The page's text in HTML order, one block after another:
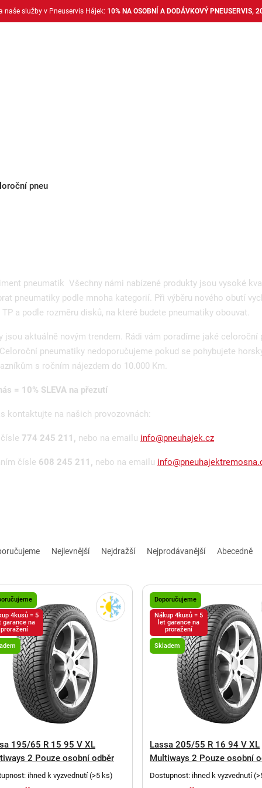
naše služby v Pneuservis Hájek: 10% NA OSOBNÍ A DODÁVKOVÝ PNEUSERVIS,
pneu
pneumatik Všechny námi nabízené produkty jsou vysoké
pneumatiky podle mnoha kategorií. Při výběru nového obutí
a podle rozměru disků, na které budete pneumatiky obouvat.
jsou aktuálně novým trendem. Rádi vám poradíme jaké celoroční
pneumatiky nedoporučujeme pokud se pohybujete
s ročním nájezdem do 10.000 Km.
= 10% SLEVA na přezutí
kontaktujte na našich provozovnách:
774 245 211, nebo na emailu info@pneuhajek.cz
čísle 608 245 211, nebo na emailu
Nejlevnější Nejdražší Nejprodávanější Abecedně
4kusů = 5
garance na
proražení
195/65 R 15 95 V XL
2 Pouze osobní odběr
ihned k vyzvednutí(>5 ks)
Doporučujeme
Nákup 4kusů = 5
let garance na
proražení
Skladem
Lassa 205/55 R 16 94 V XL
Multiways 2 Pouze osobní
Dostupnost: ihned k vyzvednutí(